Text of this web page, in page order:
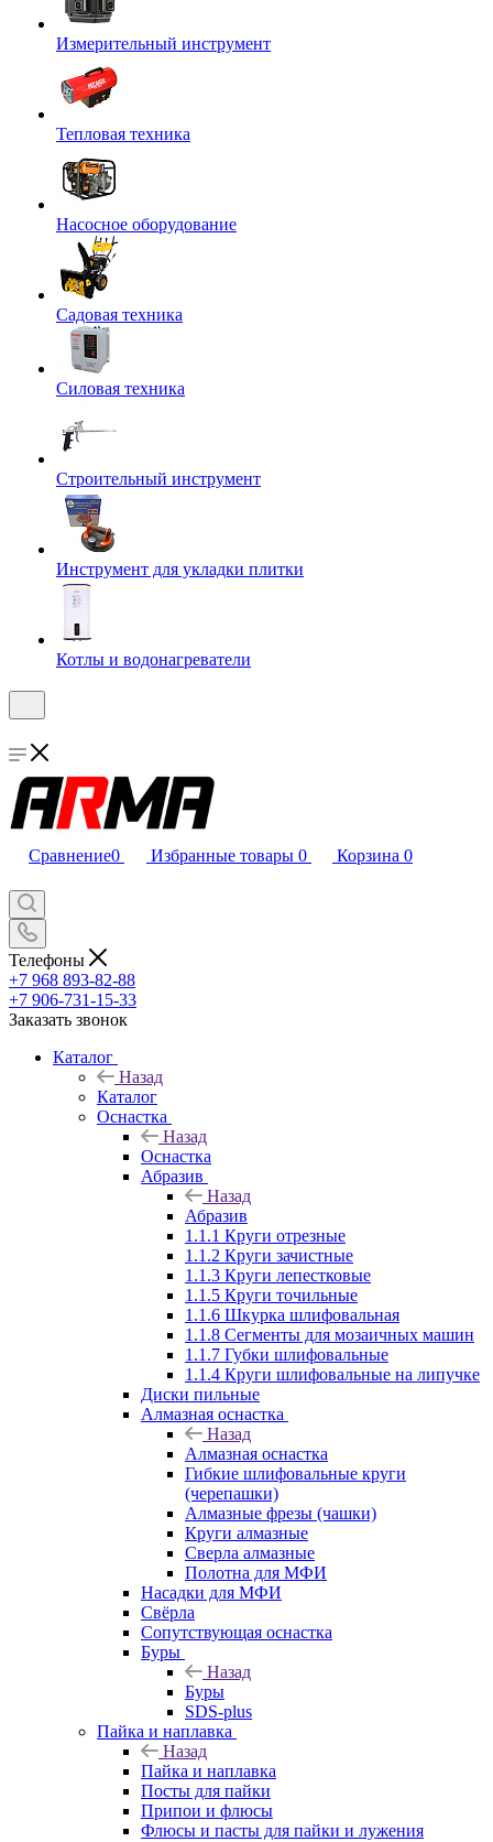
Измерительный инструмент
Тепловая техника
Насосное оборудование
Садовая техника
Силовая техника
Строительный инструмент
Инструмент для укладки плитки
Котлы и водонагреватели
Сравнение0 Избранные товары 0 Корзина 0
Телефоны
+7 968 893-82-88
+7 906-731-15-33
Заказать звонок
Каталог
Назад
Каталог
Оснастка
Назад
Оснастка
Абразив
Назад
Абразив
1.1.1 Круги отрезные
1.1.2 Круги зачистные
1.1.3 Круги лепестковые
1.1.5 Круги точильные
1.1.6 Шкурка шлифовальная
1.1.8 Сегменты для мозаичных машин
1.1.7 Губки шлифовальные
1.1.4 Круги шлифовальные на липучке
Диски пильные
Алмазная оснастка
Назад
Алмазная оснастка
Гибкие шлифовальные круги
(черепашки)
Алмазные фрезы (чашки)
Круги алмазные
Сверла алмазные
Полотна для МФИ
Насадки для МФИ
Свёрла
Сопутствующая оснастка
Буры
Назад
Буры
SDS-plus
Пайка и наплавка
Назад
Пайка и наплавка
Посты для пайки
Припои и флюсы
Флюсы и пасты для пайки и лужения